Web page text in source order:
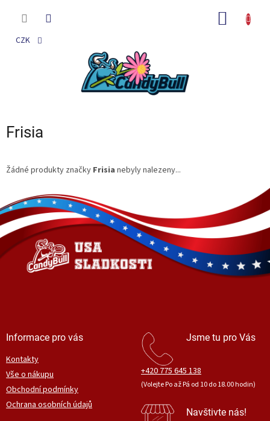
CZK
Frisia
Žádné produkty značky Frisia nebyly nalezeny...
á
p
a
í
Informace pro vás
Kontakty
Vše o nákupu
Obchodní podmínky
Ochrana osobních údajů
Jsme tu pro Vás
+420 775 645 138
(Volejte Po až Pá od 10 do 18.00 hodin)
Navštivte nás!